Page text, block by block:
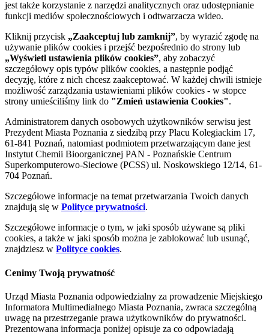
jest także korzystanie z narzędzi analitycznych oraz udostępnianie
funkcji mediów społecznościowych i odtwarzacza wideo.
Kliknij przycisk „Zaakceptuj lub zamknij”, by wyrazić zgodę na
używanie plików cookies i przejść bezpośrednio do strony lub
„Wyświetl ustawienia plików cookies”, aby zobaczyć
szczegółowy opis typów plików cookies, a następnie podjąć
decyzję, które z nich chcesz zaakceptować. W każdej chwili istnieje
możliwość zarządzania ustawieniami plików cookies - w stopce
strony umieściliśmy link do "Zmień ustawienia Cookies".
Administratorem danych osobowych użytkowników serwisu jest
Prezydent Miasta Poznania z siedzibą przy Placu Kolegiackim 17,
61-841 Poznań, natomiast podmiotem przetwarzającym dane jest
Instytut Chemii Bioorganicznej PAN - Poznańskie Centrum
Superkomputerowo-Sieciowe (PCSS) ul. Noskowskiego 12/14, 61-
704 Poznań.
Szczegółowe informacje na temat przetwarzania Twoich danych
znajdują się w Polityce prywatności.
Szczegółowe informacje o tym, w jaki sposób używane są pliki
cookies, a także w jaki sposób można je zablokować lub usunąć,
znajdziesz w Polityce cookies.
Cenimy Twoją prywatność
Urząd Miasta Poznania odpowiedzialny za prowadzenie Miejskiego
Informatora Multimedialnego Miasta Poznania, zwraca szczególną
uwagę na przestrzeganie prawa użytkowników do prywatności.
Prezentowana informacja poniżej opisuje za co odpowiadają